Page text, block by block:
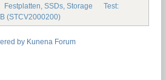
Festplatten, SSDs, Storage
Test:
(STCV2000200)
by Kunena Forum